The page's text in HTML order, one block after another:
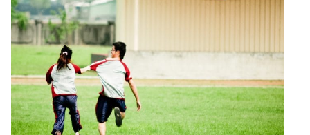
喚
我：
就
像
到
聾
人
社